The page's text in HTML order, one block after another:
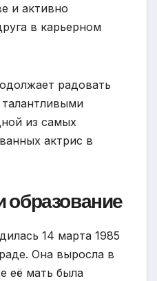
и активно
в карьерном
радовать
из самых
актрис в
образование
14 марта 1985
Она выросла в
её мать была